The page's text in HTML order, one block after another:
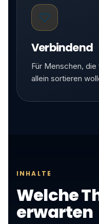
♡
Verbindend
Für Menschen,
allein sortieren
INHALTE
Welche
erwarten